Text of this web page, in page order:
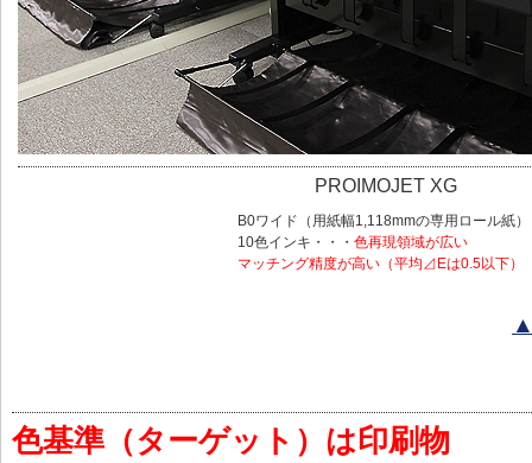
PROIMOJET XG
B0ワイド（用紙幅1,118mmの専用ロール紙）
10色インキ・・・ 色再現領域が広い
マッチング精度が高い（平均⊿Eは0.5以下）
色基準（ターゲット）は印刷物